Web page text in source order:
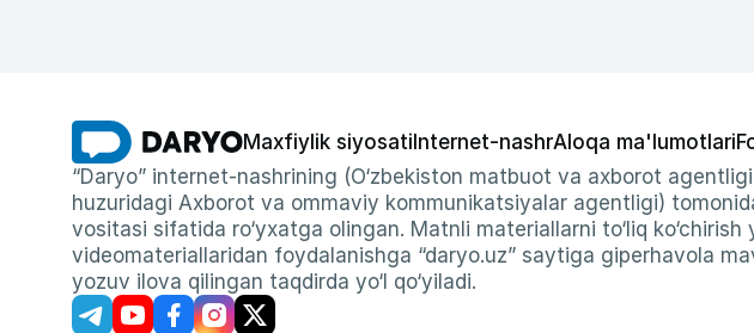
Maxfiylik siyosati Internet-nashrAloqa ma'lumotlari
“Daryo” internet-nashrining (O‘zbekiston matbuot va axborot
huzuridagi Axborot va ommaviy kommunikatsiyalar agentligi)
vositasi sifatida ro‘yxatga olingan. Matnli materiallarni to‘liq
videomateriallaridan foydalanishga “daryo.uz” saytiga giperhavola
yozuv ilova qilingan taqdirda yo‘l qo‘yiladi.